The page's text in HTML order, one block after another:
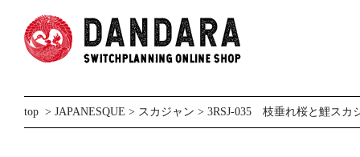
top > JAPANESQUE > スカジャン > 3RSJ-035 枝垂れ桜と鯉スカ